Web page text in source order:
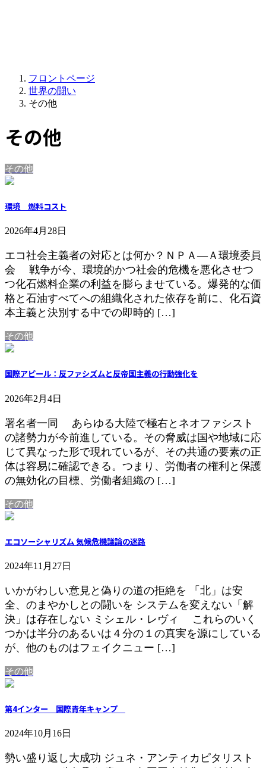
フロントページ
世界の闘い
その他
その他
その他
環境 燃料コスト
2026年4月28日
エコ社会主義者の対応とは何か？ＮＰＡ―Ａ環境委員
会 戦争が今、環境的かつ社会的危機を悪化させつ
つ化石燃料企業の利益を膨らませている。爆発的な価
格と石油すべてへの組織化された依存を前に、化石資
本主義と決別する中での即時的 […]
その他
国際アピール：反ファシズムと反帝国主義の行動強化を
2026年2月4日
署名者一同 あらゆる大陸で極右とネオファシスト
の諸勢力が今前進している。その脅威は国や地域に応
じて異なった形で現れているが、その共通の要素の正
体は容易に確認できる。つまり、労働者の権利と保護
の無効化の目標、労働者組織の […]
その他
エコソーシャリズム 気候危機議論の迷路
2024年11月27日
いかがわしい意見と偽りの道の拒絶を 「北」は安
全、のまやかしとの闘いを システムを変えない「解
決」は存在しない ミシェル・レヴィ これらのいく
つかは半分のあるいは４分の１の真実を源にしている
が、他のものはフェイクニュー […]
その他
第4インター 国際青年キャンプ
2024年10月16日
勢い盛り返し大成功 ジュネ・アンティカピタリスト